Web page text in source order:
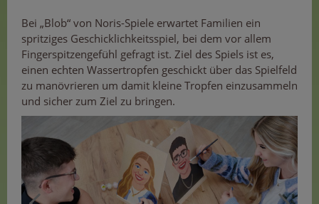
Bei „Blob“ von Noris-Spiele erwartet Familien ein
spritziges Geschicklichkeitsspiel, bei dem vor allem
Fingerspitzengefühl gefragt ist. Ziel des Spiels ist es,
einen echten Wassertropfen geschickt über das Spielfeld
zu manövrieren um damit kleine Tropfen einzusammeln
und sicher zum Ziel zu bringen.